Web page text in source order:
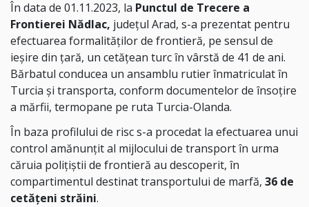
În data de 01.11.2023, la Punctul de Trecere a
Frontierei Nădlac, judeţul Arad, s-a prezentat pentru
efectuarea formalităţilor de frontieră, pe sensul de
ieşire din ţară, un cetăţean turc în vârstă de 41 de ani.
Bărbatul conducea un ansamblu rutier înmatriculat în
Turcia şi transporta, conform documentelor de însoţire
a mărfii, termopane pe ruta Turcia-Olanda.
În baza profilului de risc s-a procedat la efectuarea unui
control amănunțit al mijlocului de transport în urma
căruia polițiștii de frontieră au descoperit, în
compartimentul destinat transportului de marfă, 36 de
cetățeni străini.